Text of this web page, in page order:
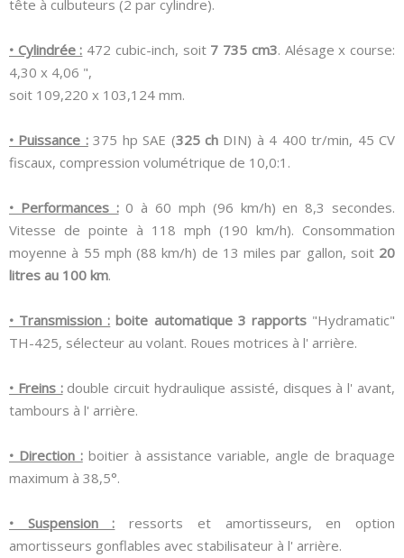
tête à culbuteurs (2 par cylindre).
• Cylindrée : 472 cubic-inch, soit 7 735 cm3. Alésage x course:
4,30 x 4,06 ",
soit 109,220 x 103,124 mm.
• Puissance :375 hp SAE (325 ch DIN) à 4 400 tr/min, 45 CV
fiscaux, compression volumétrique de 10,0:1.
• Performances :0 à 60 mph (96 km/h) en 8,3 secondes.
Vitesse de pointe à 118 mph (190 km/h). Consommation
moyenne à 55 mph (88 km/h) de 13 miles par gallon, soit 20
litres au 100 km.
• Transmission : boite automatique 3 rapports"Hydramatic"
TH-425, sélecteur au volant. Roues motrices à l' arrière.
• Freins :double circuit hydraulique assisté, disques à l' avant,
tambours à l' arrière.
• Direction :boitier à assistance variable, angle de braquage
maximum à 38,5°.
• Suspension : ressorts et amortisseurs, en option
amortisseurs gonflables avec stabilisateur à l' arrière.